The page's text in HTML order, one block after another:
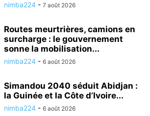
nimba224 - 7 août 2026
Routes meurtrières, camions en
surcharge : le gouvernement
sonne la mobilisation...
nimba224 - 6 août 2026
Simandou 2040 séduit Abidjan :
la Guinée et la Côte d’Ivoire...
nimba224 - 6 août 2026